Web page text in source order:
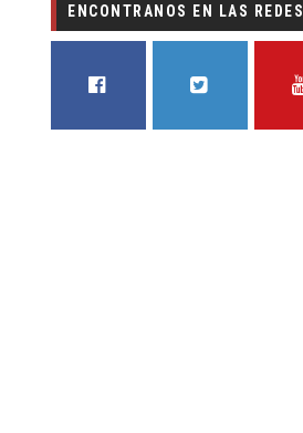
ENCONTRANOS EN LAS REDES